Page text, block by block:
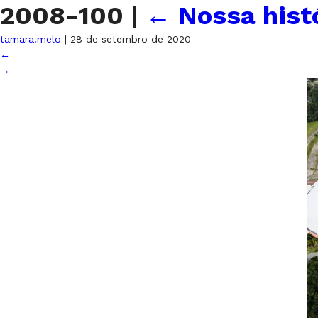
2008-100 | ← Nossa
tamara.melo | 28 de setembro de 2020
←
→